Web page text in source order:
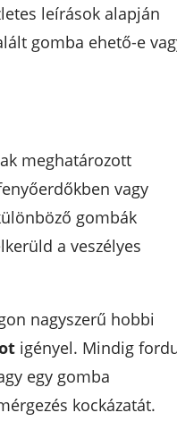
leírások alapján
gomba ehető-e
meghatározott
vagy
gombák
a veszélyes
nagyszerű hobbi
igényel. Mindig
egy gomba
kockázatát.